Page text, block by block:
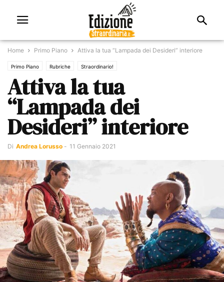
Home Primo Piano Attiva la tua “Lampada dei Desideri” interiore
Primo Piano Rubriche Straordinario!
Attiva la tua
“Lampada dei
Desideri” interiore
Di Andrea Lorusso - 11 Gennaio 2021